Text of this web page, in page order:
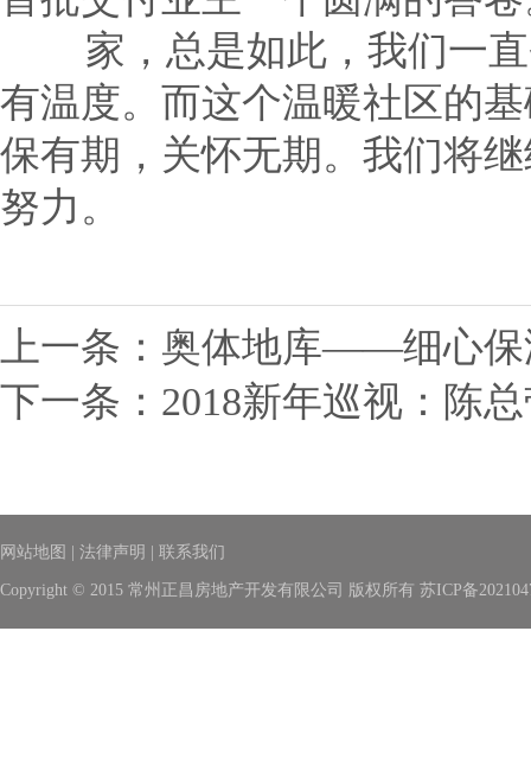
家，总是如此，我们一直
有温度。而这个温暖社区的
保有期，关怀无期。我们将
努力。
上一条： 奥体地库——细心保
下一条： 2018新年巡视：陈
网站地图 法律声明 联系我们
Copyright © 2015 常州正昌房地产开发有限公司 版权所有 苏ICP备